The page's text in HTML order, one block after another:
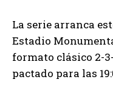
La serie arranca
Estadio
formato clásico 2-
pactado para las